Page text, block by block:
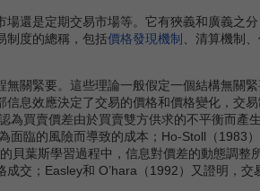
還是定期交易市場等。它有狹義和廣義之分
制度的總稱，包括價格發現機制
、清算機制
關緊要。這些理論一般假定一個結構無關緊
息效應決定了交易的價格和價格變化，交
買賣價差由於買賣雙方供求的不平衡而產
面臨的風險而導致的成本；Ho-Stoll（1983
貝葉斯學習過程中，信息對價差的動態調
交；Easley和 O’hara（1992）又證明，交